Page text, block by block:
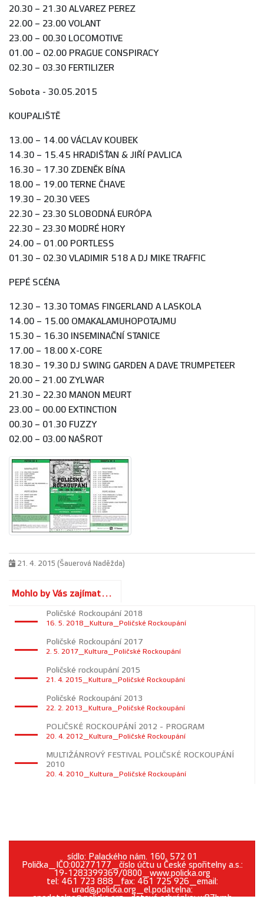
20.30 – 21.30 ALVAREZ PEREZ
22.00 – 23.00 VOLANT
23.00 – 00.30 LOCOMOTIVE
01.00 – 02.00 PRAGUE CONSPIRACY
02.30 – 03.30 FERTILIZER
Sobota - 30.05.2015
KOUPALIŠTĚ
13.00 – 14.00 VÁCLAV KOUBEK
14.30 – 15.45 HRADIŠŤAN & JIŘÍ PAVLICA
16.30 – 17.30 ZDENĚK BÍNA
18.00 – 19.00 TERNE ČHAVE
19.30 – 20.30 VEES
22.30 – 23.30 SLOBODNÁ EURÓPA
22.30 – 23.30 MODRÉ HORY
24.00 – 01.00 PORTLESS
01.30 – 02.30 VLADIMIR 518 A DJ MIKE TRAFFIC
PEPÉ SCÉNA
12.30 – 13.30 TOMAS FINGERLAND A LASKOLA
14.00 – 15.00 OMAKALAMUHOPOTAJMU
15.30 – 16.30 INSEMINAČNÍ STANICE
17.00 – 18.00 X-CORE
18.30 – 19.30 DJ SWING GARDEN A DAVE TRUMPETEER
20.00 – 21.00 ZYLWAR
21.30 – 22.30 MANON MEURT
23.00 – 00.00 EXTINCTION
00.30 – 01.30 FUZZY
02.00 – 03.00 NAŠROT
21. 4. 2015 (Šauerová Naděžda)
Mohlo by Vás zajímat...
Poličské Rockoupání 2018
16. 5. 2018_Kultura_Poličské Rockoupání
Poličské Rockoupání 2017
2. 5. 2017_Kultura_Poličské Rockoupání
Poličské rockoupání 2015
21. 4. 2015_Kultura_Poličské Rockoupání
Poličské Rockoupání 2013
22. 2. 2013_Kultura_Poličské Rockoupání
POLIČSKÉ ROCKOUPÁNÍ 2012 - PROGRAM
20. 4. 2012_Kultura_Poličské Rockoupání
MULTIŽÁNROVÝ FESTIVAL POLIČSKÉ ROCKOUPÁNÍ
2010
20. 4. 2010_Kultura_Poličské Rockoupání
sídlo: Palackého nám. 160, 572 01
Polička_IČO:00277177_číslo účtu u České spořitelny a.s.:
19-1283399369/0800_www.policka.org
tel: 461 723 888_fax: 461 725 926_email:
urad@policka.org_el.podatelna:
epodatelna@policka.org_datová schránka: w87brph